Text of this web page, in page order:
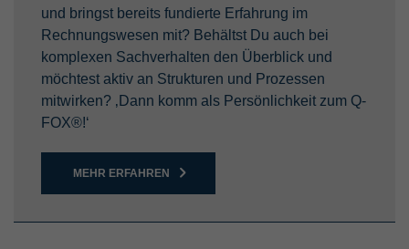
und bringst bereits fundierte Erfahrung im
Rechnungswesen mit? Behältst Du auch bei
komplexen Sachverhalten den Überblick und
möchtest aktiv an Strukturen und Prozessen
mitwirken? ‚Dann komm als Persönlichkeit zum Q-
FOX®!‘
MEHR ERFAHREN